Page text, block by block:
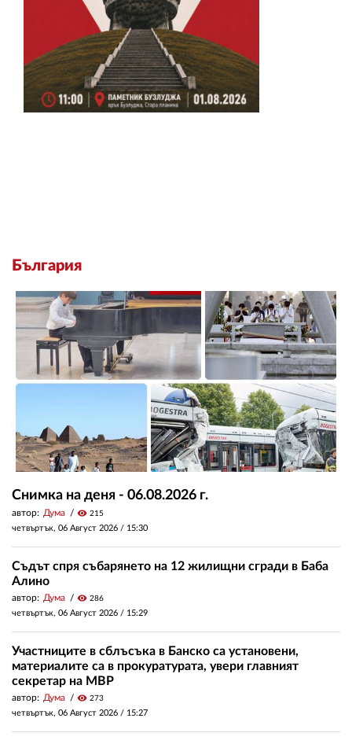
България
Снимка на деня - 06.08.2026 г.
автор: Дума visibility 215
четвъртък, 06 Август 2026 / 15:30
Съдът спря събарянето на 12 жилищни сгради в Баба
Алино
автор: Дума visibility 286
четвъртък, 06 Август 2026 / 15:29
Участниците в сблъсъка в Банско са установени,
материалите са в прокуратурата, увери главният
секретар на МВР
автор: Дума visibility 273
четвъртък, 06 Август 2026 / 15:27